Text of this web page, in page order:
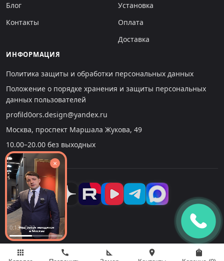
Блог
Контакты
Установка
Оплата
Доставка
ИНФОРМАЦИЯ
Политика защиты и обработки персональных данных
Положение о порядке хранения и защиты персональных
данных пользователей
profild0ors.design@yandex.ru
Москва, проспект Маршала Жукова, 49
10.00–20.00 без выходных
apps call square_foot location_on shopping_bag
0:14 : 0:32
×